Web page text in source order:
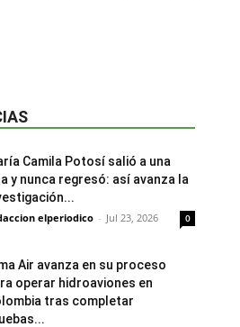
Camila Potosí salió a una
y nunca regresó: así avanza la
elperiodico - Jul 23, 2026 0
Air avanza en su proceso
operar hidroaviones en
tras completar